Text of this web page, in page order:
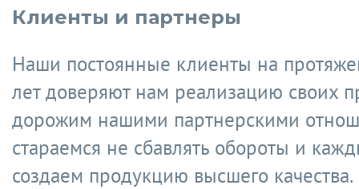
Клиенты и партнеры
Наши постоянные клиенты на
лет доверяют нам реализацию своих
дорожим нашими партнерскими
стараемся не сбавлять обороты и
создаем продукцию высшего качества.